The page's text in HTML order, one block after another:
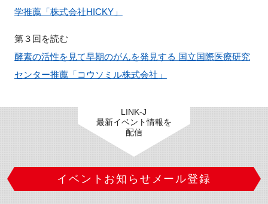
学推薦「株式会社HICKY」
第３回を読む
酵素の活性を見て早期のがんを発見する 国立国際医療研究
センター推薦「コウソミル株式会社」
LINK-J
最新イベント情報を
配信
イベントお知らせメール登録